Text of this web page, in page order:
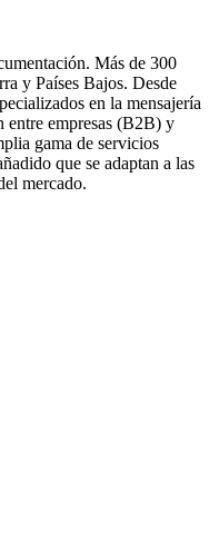
Más de 300
y Países Bajos. Desde
en la mensajería
entre empresas (B2B) y
gama de servicios
que se adaptan a las
mercado.